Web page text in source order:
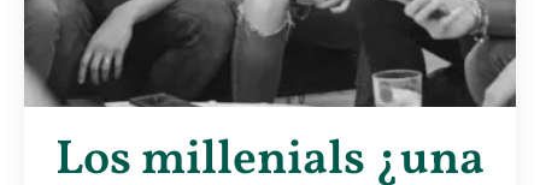
Los millenials ¿una